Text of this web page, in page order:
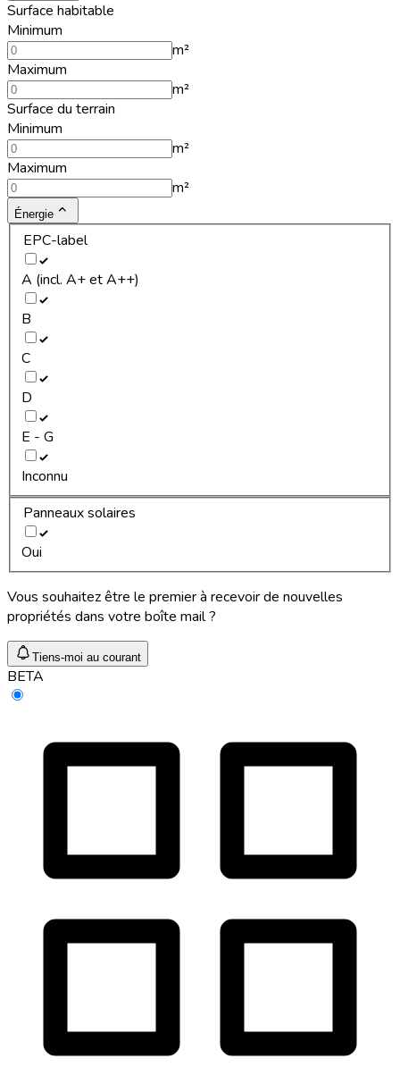
Surface habitable
Minimum
m²
Maximum
m²
Surface du terrain
Minimum
m²
Maximum
m²
Énergie
EPC-label
A (incl. A+ et A++)
B
C
D
E - G
Inconnu
Panneaux solaires
Oui
Vous souhaitez être le premier à recevoir de nouvelles
propriétés dans votre boîte mail ?
Tiens-moi au courant
BETA